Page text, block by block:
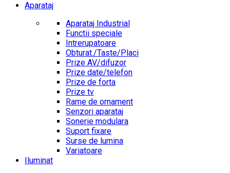
Aparataj
Aparataj Industrial
Functii speciale
Intrerupatoare
Obturat./Taste/Placi
Prize AV/difuzor
Prize date/telefon
Prize de forta
Prize tv
Rame de ornament
Senzori aparataj
Sonerie modulara
Suport fixare
Surse de lumina
Variatoare
Iluminat